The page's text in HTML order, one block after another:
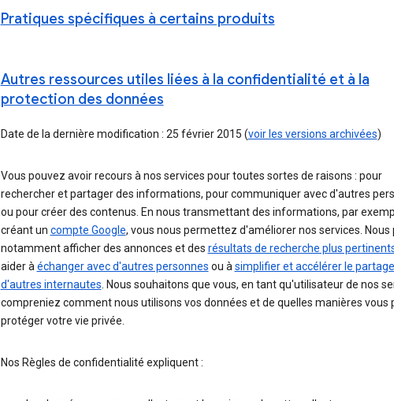
Pratiques spécifiques à certains produits
Autres ressources utiles liées à la confidentialité et à la
protection des données
Date de la dernière modification : 25 février 2015 (voir les versions archivées)
Vous pouvez avoir recours à nos services pour toutes sortes de raisons : pour
rechercher et partager des informations, pour communiquer avec d'autres
ou pour créer des contenus. En nous transmettant des informations, par
créant un compte Google, vous nous permettez d'améliorer nos services. Nous
notamment afficher des annonces et des résultats de recherche plus
aider àéchanger avec d'autres personnes ou àsimplifier et accélérer le
d'autres internautes. Nous souhaitons que vous, en tant qu'utilisateur de nos
compreniez comment nous utilisons vos données et de quelles manières vous
protéger votre vie privée.
Nos Règles de confidentialité expliquent :